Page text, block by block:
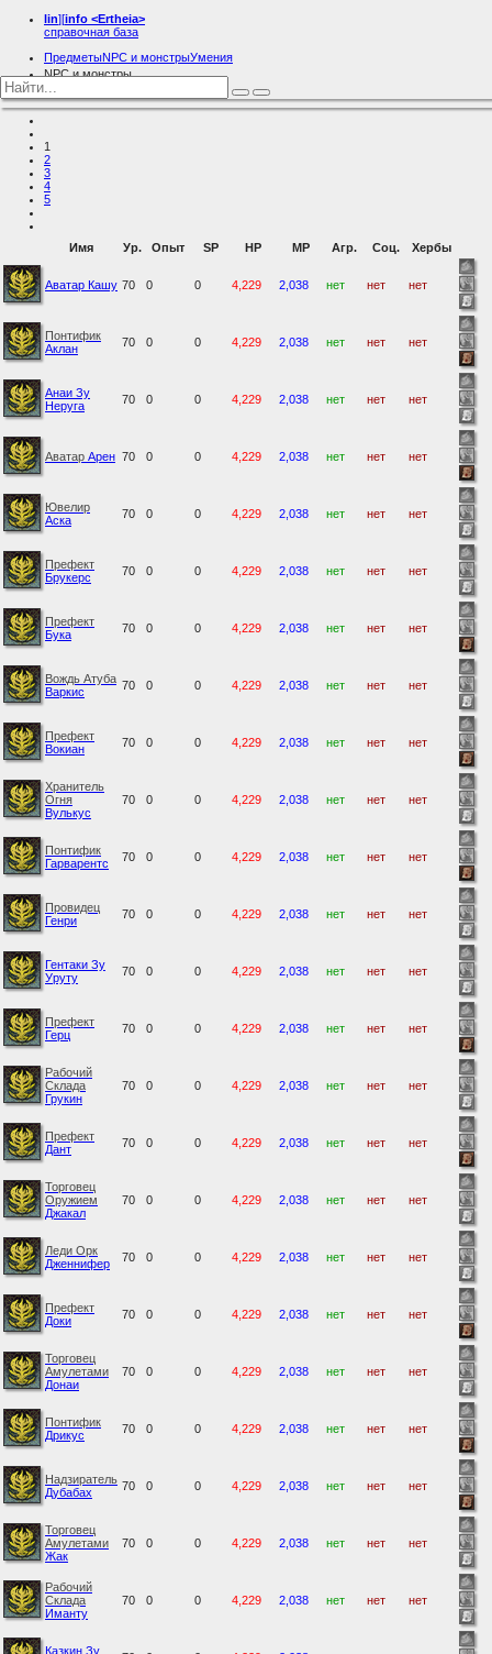
lin][info <Ertheia>
справочная база
ПредметыNPC и монстрыУмения
NPC и монстры
1
2
3
4
5
Имя Ур. Опыт SP HP MP Агр. Соц. Хербы
Аватар Кашу 70 0 0 4,229 2,038 нет нет нет
Понтифик
Аклан
70 0 0 4,229 2,038 нет нет нет
Анаи Зу
Неруга
70 0 0 4,229 2,038 нет нет нет
Аватар Арен 70 0 0 4,229 2,038 нет нет нет
Ювелир
Аска
70 0 0 4,229 2,038 нет нет нет
Префект
Брукерс
70 0 0 4,229 2,038 нет нет нет
Префект
Бука
70 0 0 4,229 2,038 нет нет нет
Вождь Атуба
Варкис
70 0 0 4,229 2,038 нет нет нет
Префект
Вокиан
70 0 0 4,229 2,038 нет нет нет
Хранитель
Огня
Вулькус
70 0 0 4,229 2,038 нет нет нет
Понтифик
Гарварентс
70 0 0 4,229 2,038 нет нет нет
Провидец
Генри
70 0 0 4,229 2,038 нет нет нет
Гентаки Зу
Уруту
70 0 0 4,229 2,038 нет нет нет
Префект
Герц
70 0 0 4,229 2,038 нет нет нет
Рабочий
Склада
Грукин
70 0 0 4,229 2,038 нет нет нет
Префект
Дант
70 0 0 4,229 2,038 нет нет нет
Торговец
Оружием
Джакал
70 0 0 4,229 2,038 нет нет нет
Леди Орк
Дженнифер
70 0 0 4,229 2,038 нет нет нет
Префект
Доки
70 0 0 4,229 2,038 нет нет нет
Торговец
Амулетами
Донаи
70 0 0 4,229 2,038 нет нет нет
Понтифик
Дрикус
70 0 0 4,229 2,038 нет нет нет
Надзиратель
Дубабах
70 0 0 4,229 2,038 нет нет нет
Торговец
Амулетами
Жак
70 0 0 4,229 2,038 нет нет нет
Рабочий
Склада
Иманту
70 0 0 4,229 2,038 нет нет нет
Казкин Зу